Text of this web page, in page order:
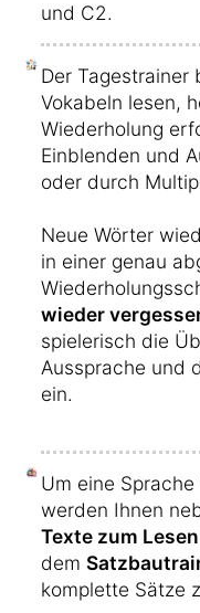
und C2.
Der Tagestrainer
Vokabeln lesen,
Wiederholung
Einblenden und
oder durch
Neue Wörter
in einer genau
wieder
spielerisch die
Aussprache und
ein.
Um eine
werden Ihnen
Texte zum
dem
komplette Sätze